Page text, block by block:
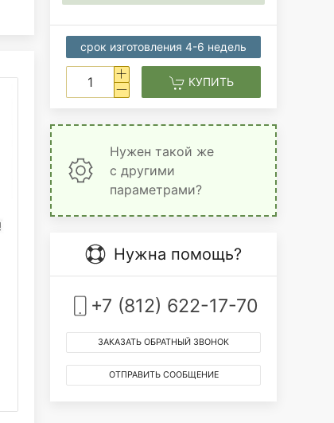
срок изготовления 4-6 недель
КУПИТЬ
Нужен такой же
с другими
параметрами?
Нужна помощь?
+7 (812) 622-17-70
ЗАКАЗАТЬ ОБРАТНЫЙ ЗВОНОК
ОТПРАВИТЬ СООБЩЕНИЕ